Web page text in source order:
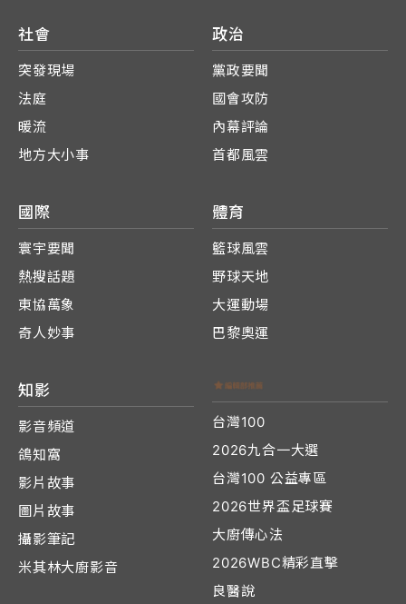
社會
突發現場
法庭
暖流
地方大小事
政治
黨政要聞
國會攻防
內幕評論
首都風雲
國際
寰宇要聞
熱搜話題
東協萬象
奇人妙事
體育
籃球風雲
野球天地
大運動場
巴黎奧運
知影
影音頻道
鴿知窩
影片故事
圖片故事
攝影筆記
米其林大廚影音
台灣100
2026九合一大選
台灣100 公益專區
2026世界盃足球賽
大廚傳心法
2026WBC精彩直擊
良醫說